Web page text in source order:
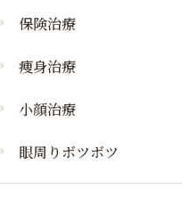
保険治療
痩身治療
小顔治療
眼周りボツボツ